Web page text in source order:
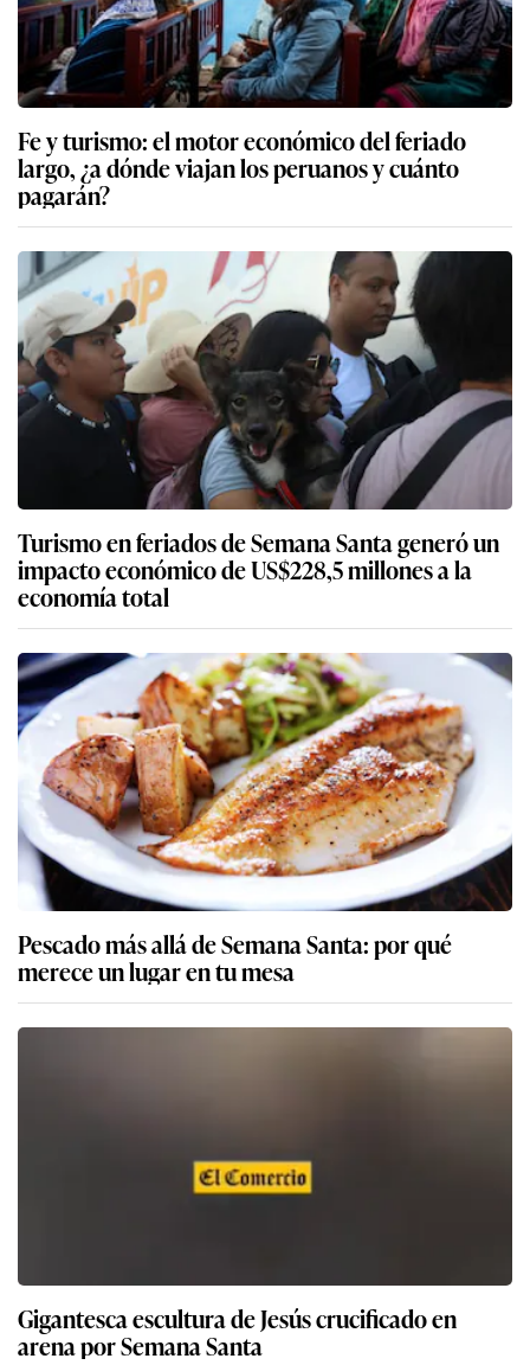
Fe y turismo: el motor económico del feriado
largo, ¿a dónde viajan los peruanos y cuánto
pagarán?
Turismo en feriados de Semana Santa generó un
impacto económico de US$228,5 millones a la
economía total
Pescado más allá de Semana Santa: por qué
merece un lugar en tu mesa
Gigantesca escultura de Jesús crucificado en
arena por Semana Santa